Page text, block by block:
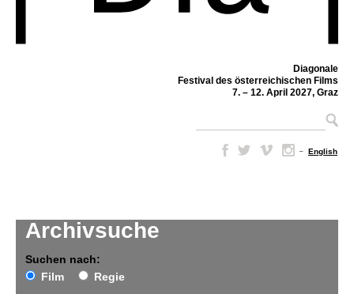
Diagonale
Festival des österreichischen Films
7. – 12. April 2027, Graz
– English
Archivsuche
Suchen nach:
Film
Regie